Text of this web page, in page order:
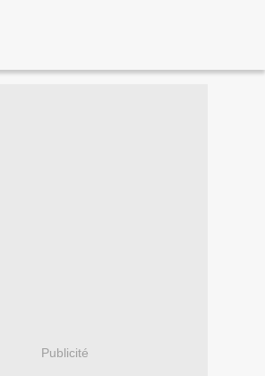
Publicité